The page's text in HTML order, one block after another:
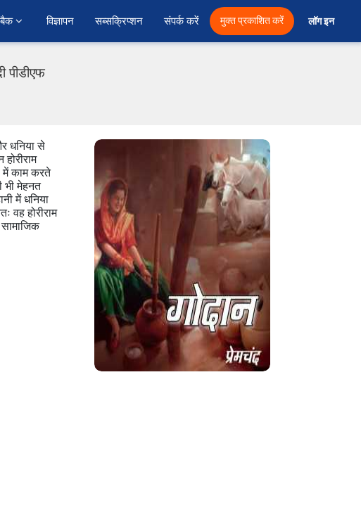
विज्ञापन सब्सक्रिप्शन संपर्क करें मुक्त प्रकाशित करें लॉग इन
पीडीएफ
धनिया से
में काम करते
भी मेहनत
में धनिया
वह होरीराम